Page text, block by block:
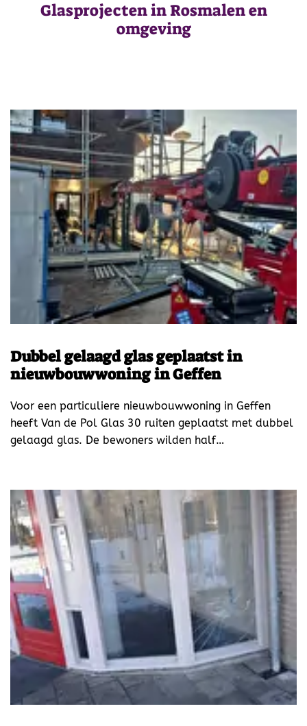
Glasprojecten in Rosmalen en
omgeving
Dubbel gelaagd glas geplaatst in
nieuwbouwwoning in Geffen
Voor een particuliere nieuwbouwwoning in Geffen
heeft Van de Pol Glas 30 ruiten geplaatst met dubbel
gelaagd glas. De bewoners wilden half…